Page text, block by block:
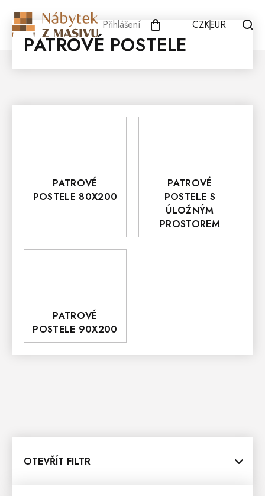
obsah
Přihlášení CZKEUR
PATROVÉ POSTELE
PATROVÉ
POSTELE 80X200
PATROVÉ
POSTELE S
ÚLOŽNÝM
PROSTOREM
PATROVÉ
POSTELE 90X200
OTEVŘÍT FILTR